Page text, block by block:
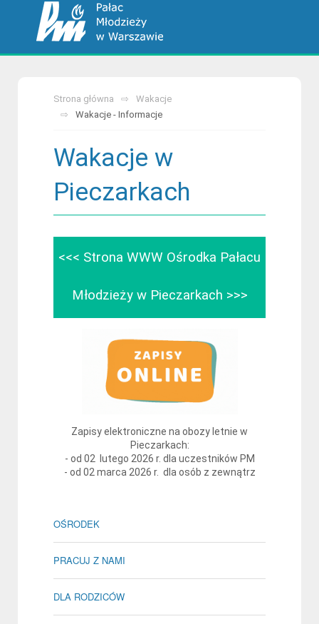
Strona główna
Wakacje
Wakacje - Informacje
Wakacje w
Pieczarkach
<<< Strona WWW Ośrodka Pałacu
Młodzieży w Pieczarkach >>>
Zapisy elektroniczne na obozy letnie w
Pieczarkach:
- od 02 lutego 2026 r. dla uczestników PM
- od 02 marca 2026 r. dla osób z zewnątrz
OŚRODEK
PRACUJ Z NAMI
DLA RODZICÓW